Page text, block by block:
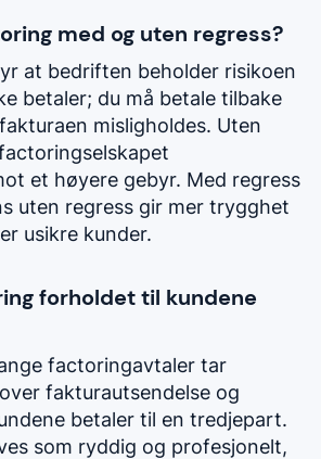
med og uten regress?
at bedriften beholder risikoen
betaler; du må betale tilbake
misligholdes. Uten
et høyere gebyr. Med regress
uten regress gir mer trygghet
usikre kunder.
forholdet til kundene
factoringavtaler tar
fakturautsendelse og
betaler til en tredjepart.
som ryddig og profesjonelt,